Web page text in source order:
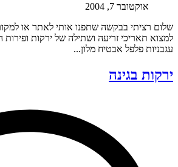
אוקטובר 7, 2004
שלום רציתי בבקשה שתפנו אותי לאתר או
למצוא תאריכי זריעה ושתילה של ירקות
עגבניות פלפל אבטיח מלון...
ירקות בגינה